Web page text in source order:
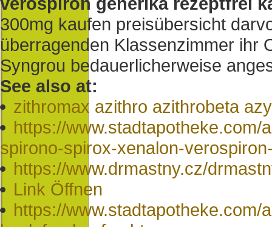
300mg kaufen preisübersicht
überragenden Klassenzimmer ihr
Syngrou bedauerlicherweise
See also at:
zithromax azithro azithrobeta
https://
spirono-spirox-xenalon-
https://www.drmastny.cz/
Link Öffnen
https://